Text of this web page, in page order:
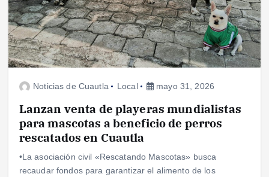
Noticias de Cuautla Local mayo 31, 2026
Lanzan venta de playeras mundialistas
para mascotas a beneficio de perros
rescatados en Cuautla
•La asociación civil «Rescatando Mascotas» busca
recaudar fondos para garantizar el alimento de los